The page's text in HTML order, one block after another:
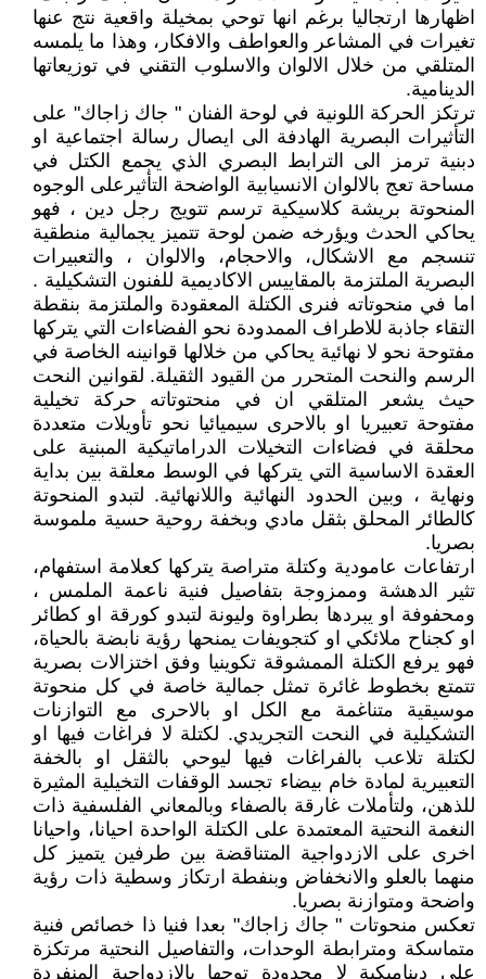
اظهارها ارتجاليا برغم انها توحي بمخيلة واقعية نتج عنها
تغيرات في المشاعر والعواطف والافكار، وهذا ما يلمسه
المتلقي من خلال الالوان والاسلوب التقني في توزيعاتها
الدينامية.
ترتكز الحركة اللونية في لوحة الفنان " جاك زاجاك" على
التأثيرات البصرية الهادفة الى ايصال رسالة اجتماعية او
دبنية ترمز الى الترابط البصري الذي يجمع الكتل في
مساحة تعج بالالوان الانسيابية الواضحة التأثيرعلى الوجوه
المنحوتة بريشة كلاسيكية ترسم تتويج رجل دين ، فهو
يحاكي الحدث ويؤرخه ضمن لوحة تتميز يجمالية منطقية
تنسجم مع الاشكال، والاحجام، والالوان ، والتعبيرات
البصرية الملتزمة بالمقاييس الاكاديمية للفنون التشكيلية .
اما في منحوتاته فنرى الكتلة المعقودة والملتزمة بنقطة
التقاء جاذبة للاطراف الممدودة نحو الفضاءات التي يتركها
مفتوحة نحو لا نهائية يحاكي من خلالها قوانينه الخاصة في
الرسم والنحت المتحرر من القيود الثقيلة. لقوانين النحت
حيث يشعر المتلقي ان في منحتوتاته حركة تخيلية
مفتوحة تعبيريا او بالاحرى سيميائيا نحو تأويلات متعددة
محلقة في فضاءات التخيلات الدراماتيكية المبنية على
العقدة الاساسية التي يتركها في الوسط معلقة بين بداية
ونهاية ، وبين الحدود النهائية واللانهائية. لتبدو المنحوتة
كالطائر المحلق بثقل مادي وبخفة روحية حسية ملموسة
بصريا.
ارتفاعات عامودية وكتلة متراصة يتركها كعلامة استفهام،
تثير الدهشة وممزوجة بتفاصيل فنية ناعمة الملمس ،
ومحفوفة او يبردها بطراوة وليونة لتبدو كورقة او كطائر
او كجناح ملائكي او كتجويفات يمنحها رؤية نابضة بالحياة،
فهو يرفع الكتلة الممشوقة تكوينيا وفق اختزالات بصرية
تتمتع بخطوط غائرة تمثل جمالية خاصة في كل منحوتة
موسيقية متناغمة مع الكل او بالاحرى مع التوازنات
التشكيلية في النحت التجريدي. لكتلة لا فراغات فيها او
لكتلة تلاعب بالفراغات فيها ليوحي بالثقل او بالخفة
التعبيرية لمادة خام بيضاء تجسد الوقفات التخيلية المثيرة
للذهن، ولتأملات غارقة بالصفاء وبالمعاني الفلسفية ذات
النغمة النحتية المعتمدة على الكتلة الواحدة احيانا، واحيانا
اخرى على الازدواجية المتناقضة بين طرفين يتميز كل
منهما بالعلو والانخفاض وبنفطة ارتكاز وسطية ذات رؤية
واضحة ومتوازنة بصريا.
تعكس منحوتات " جاك زاجاك" بعدا فنيا ذا خصائص فنية
متماسكة ومترابطة الوحدات، والتفاصيل النحتية مرتكزة
على ديناميكية لا محدودة توجها بالازدواجية المنفردة